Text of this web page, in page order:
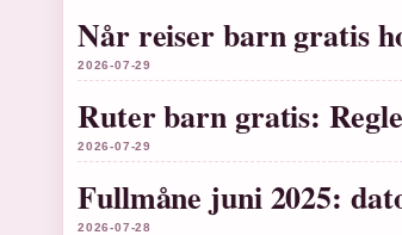
Når reiser barn gratis
2026-07-29
Ruter barn gratis:
2026-07-29
Fullmåne juni 2025:
2026-07-28